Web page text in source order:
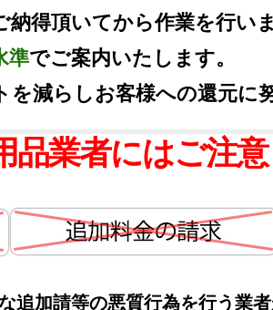
納得頂いてから作業を行い
準でご案内いたします。
を減らしお客様への還元に
品業者にはご注意
追加請等の悪質行為を行う業者